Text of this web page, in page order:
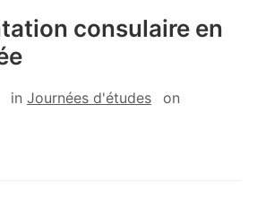
consulaire en
in Journées d'études on